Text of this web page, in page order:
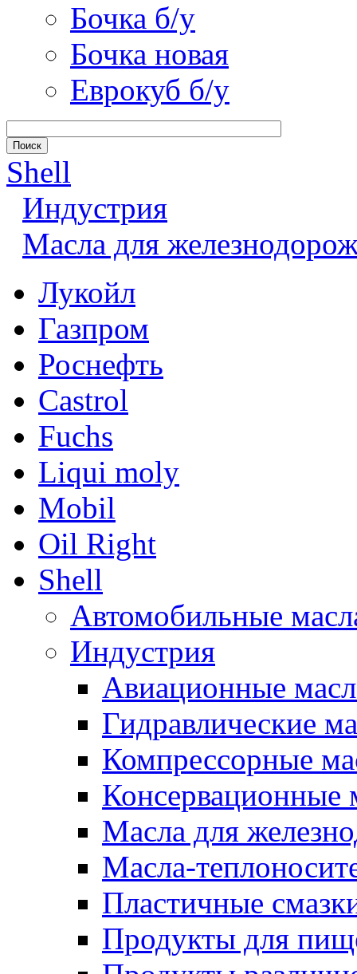
Бочка б/у
Бочка новая
Еврокуб б/у
Shell
Индустрия
Масла для
Лукойл
Газпром
Роснефть
Castrol
Fuchs
Liqui moly
Mobil
Oil Right
Shell
Автомобильные
Индустрия
Авиационные
Гидравлические
Компрессорные
Консервационные
Масла для
Масла-
Пластичные
Продукты для